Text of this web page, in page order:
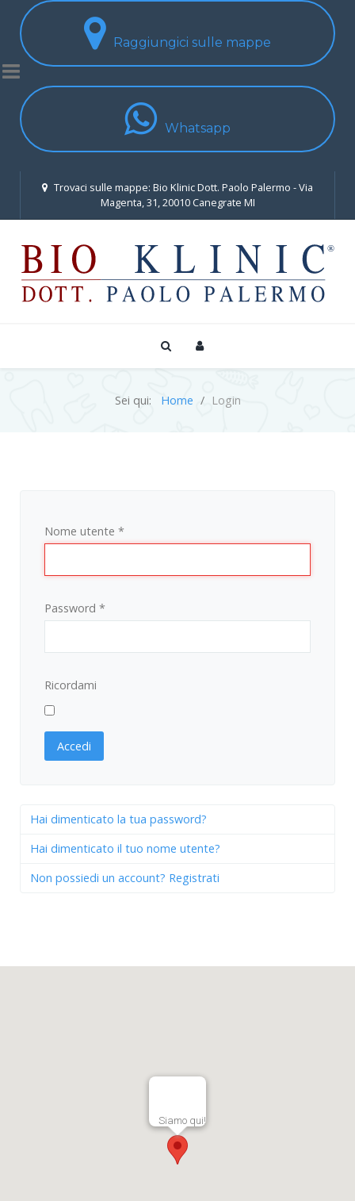
Raggiungici sulle mappe
Whatsapp
Trovaci sulle mappe: Bio Klinic Dott. Paolo Palermo - Via
Magenta, 31, 20010 Canegrate MI
Sei qui: Home Login
Nome utente *
Password *
Ricordami
Accedi
Hai dimenticato la tua password?
Hai dimenticato il tuo nome utente?
Non possiedi un account? Registrati
Siamo qui!